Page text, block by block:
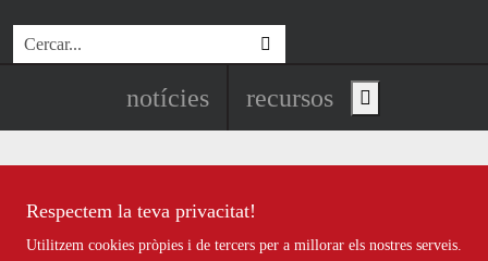
Respectem la teva privacitat!
Utilitzem cookies pròpies i de tercers per a millorar els nostres serveis.
Cerca
Navegació principal de
notícies recursos Show main menu
universitat de barcelona